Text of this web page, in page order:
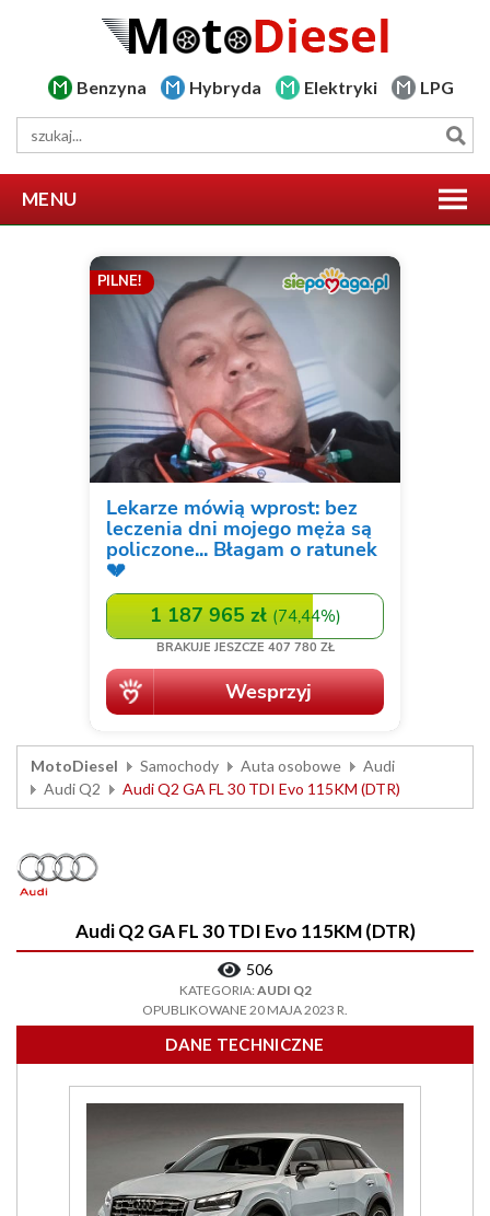
Benzyna Hybryda Elektryki LPG
MENU
MotoDiesel Samochody Auta osobowe
Audi
Audi Q2
Audi Q2 GA FL 30 TDI Evo 115KM (DTR)
Audi Q2 GA FL 30 TDI Evo 115KM (DTR)
506
KATEGORIA: AUDI Q2
OPUBLIKOWANE 20 MAJA 2023 R.
DANE TECHNICZNE